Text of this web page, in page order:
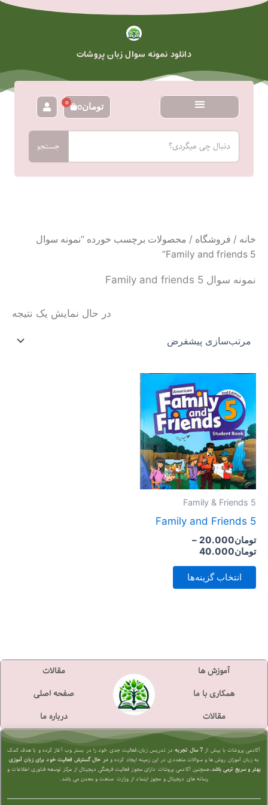
پرش
دانلود نمونه سوال زبان پروشات
تومان0
0سبد
خرید
جستجو
جستجو
خانه / فروشگاه / محصولات برچسب خورده “نمونه سوال
Family and friends 5”
نمونه سوال Family and friends 5
در حال نمایش یک نتیجه
Family & Friends 5
Family and Friends 5
تومان20.000
–
تومان40.000
محدوده
قیمت:
تومان20.000
تا
تومان40.000
انتخاب گزینه‌ها
این
محصول
دارای
انواع
مختلفی
می
باشد.
در
آموزش ها
همکاری با ما
مقالات
مقالات
صفحه اصلی
درباره ما
آکادمی پروشات با بیش از 7 سال تجربه
در تدریس زبان،فعالیت جدی خود را در بستر وب آغاز کرده و با هدف کمک
به زبان آموزان روش ها و سوالات متعددی در این زمینه ایجاد کرده ودر حال گسترش فعالیت خود برای زبان آموزی
بهتر و سریع ترمی باشد.همچنین آکادمی پروشات دارای مجوز فعالیت فرهنگی دیجیتال از مرکز توسعه فناوری اطلاعات و
رسانه های دیجیتال و مجوز اینماد از وزارت صنعت و معدن می باشد.